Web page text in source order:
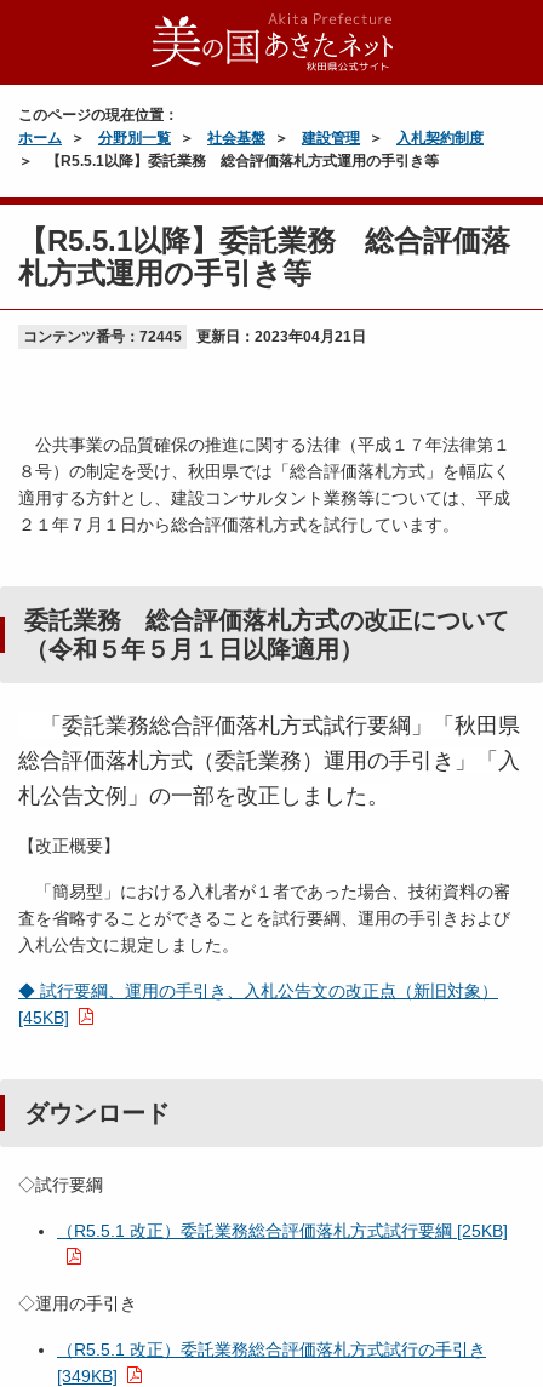
このページの現在位置：
ホーム
分野別一覧 社会基盤 建設管理
入札契約制度
【R5.5.1以降】委託業務 総合評価落札方式運用の手引き等
【R5.5.1以降】委託業務 総合評価落
札方式運用の手引き等
コンテンツ番号：72445 更新日： 2023年04月21日
公共事業の品質確保の推進に関する法律（平成１７年法律第１
８号）の制定を受け、秋田県では「総合評価落札方式」を幅広く
適用する方針とし、建設コンサルタント業務等については、平成
２１年７月１日から総合評価落札方式を試行しています。
委託業務 総合評価落札方式の改正について
（令和５年５月１日以降適用）
「委託業務総合評価落札方式試行要綱」「秋田県
総合評価落札方式（委託業務）運用の手引き」「入
札公告文例」の一部を改正しました。
【改正概要】
「簡易型」における入札者が１者であった場合、技術資料の審
査を省略することができることを試行要綱、運用の手引きおよび
入札公告文に規定しました。
◆ 試行要綱、運用の手引き、入札公告文の改正点（新旧対象）
[45KB]
ダウンロード
◇試行要綱
（R5.5.1 改正）委託業務総合評価落札方式試行要綱 [25KB]
◇運用の手引き
（R5.5.1 改正）委託業務総合評価落札方式試行の手引き
[349KB]